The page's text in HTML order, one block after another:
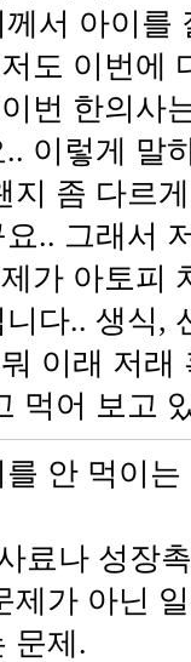
께서 아이를
도 이번에
번 한의사
이렇게 말
지 좀 다르
요.. 그래서
가 아토피
다.. 생식,
이래 저래
먹어 보고
를 안 먹이
료나 성장
제가 아닌
문제.